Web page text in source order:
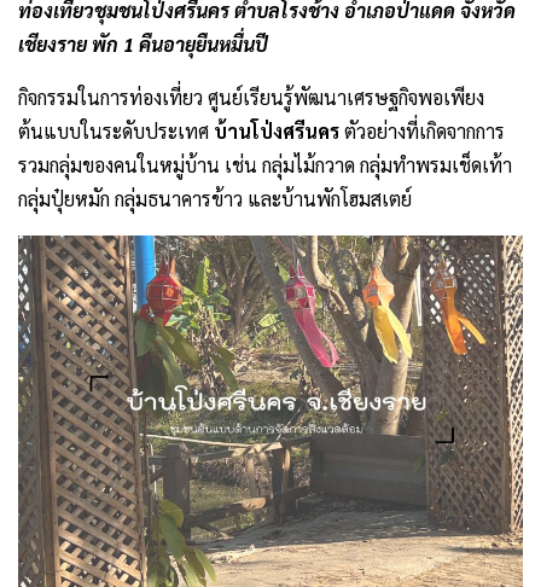
ท่องเที่ยวชุมชนโป่งศรีนคร ตำบลโรงช้าง อำเภอป่าแดด จังหวัด
เชียงราย พัก 1 คืนอายุยืนหมื่นปี
กิจกรรมในการท่องเที่ยว ศูนย์เรียนรู้พัฒนาเศรษฐกิจพอเพียง
ต้นแบบในระดับประเทศ บ้านโป่งศรีนครตัวอย่างที่เกิดจากการ
รวมกลุ่มของคนในหมู่บ้าน เช่น กลุ่มไม้กวาด กลุ่มทำพรมเช็ดเท้า
กลุ่มปุ๋ยหมัก กลุ่มธนาคารข้าว และบ้านพักโฮมสเตย์